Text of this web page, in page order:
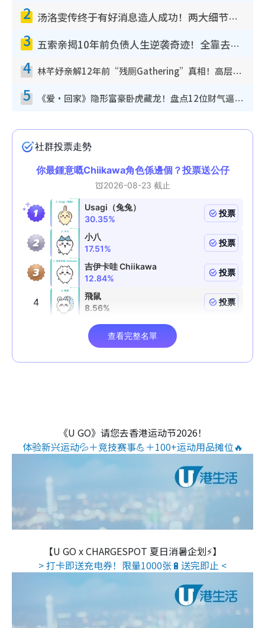
2 汤洛雯传终于有好消息造人成功！两大细节曝孕味极浓引猜测：大肚婆先会咁！
3 五索亲揭10年前负债人生逆袭奇迹！全靠去一地方转运后即遇上马先生
4 林芊妤亲解12年前“残厕Gathering”真相！高层解约一句话重创尊严，至今拒返TVB
5 《爱·回家》隐形富豪卧虎藏龙！盘点12位财气逼人的有钱艺人：这位美女3亿身家不愁做
《U GO》请您去香港运动节2026！
体验新兴运动💦＋竞技赛事💪＋100+运动用品摊位🔥
【U GO x CHARGESPOT 夏日消暑企划⚡】
> 打卡即送充电券！限量1000张🔋送完即止 <